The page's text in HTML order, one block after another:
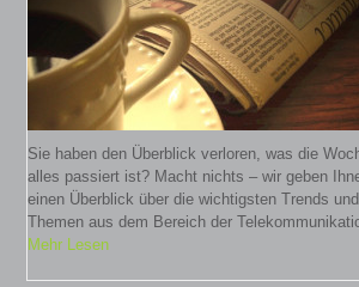
Sie haben den Überblick verloren, was die
alles passiert ist? Macht nichts – wir geben
einen Überblick über die wichtigsten Trends und
Themen aus dem Bereich der
Mehr Lesen